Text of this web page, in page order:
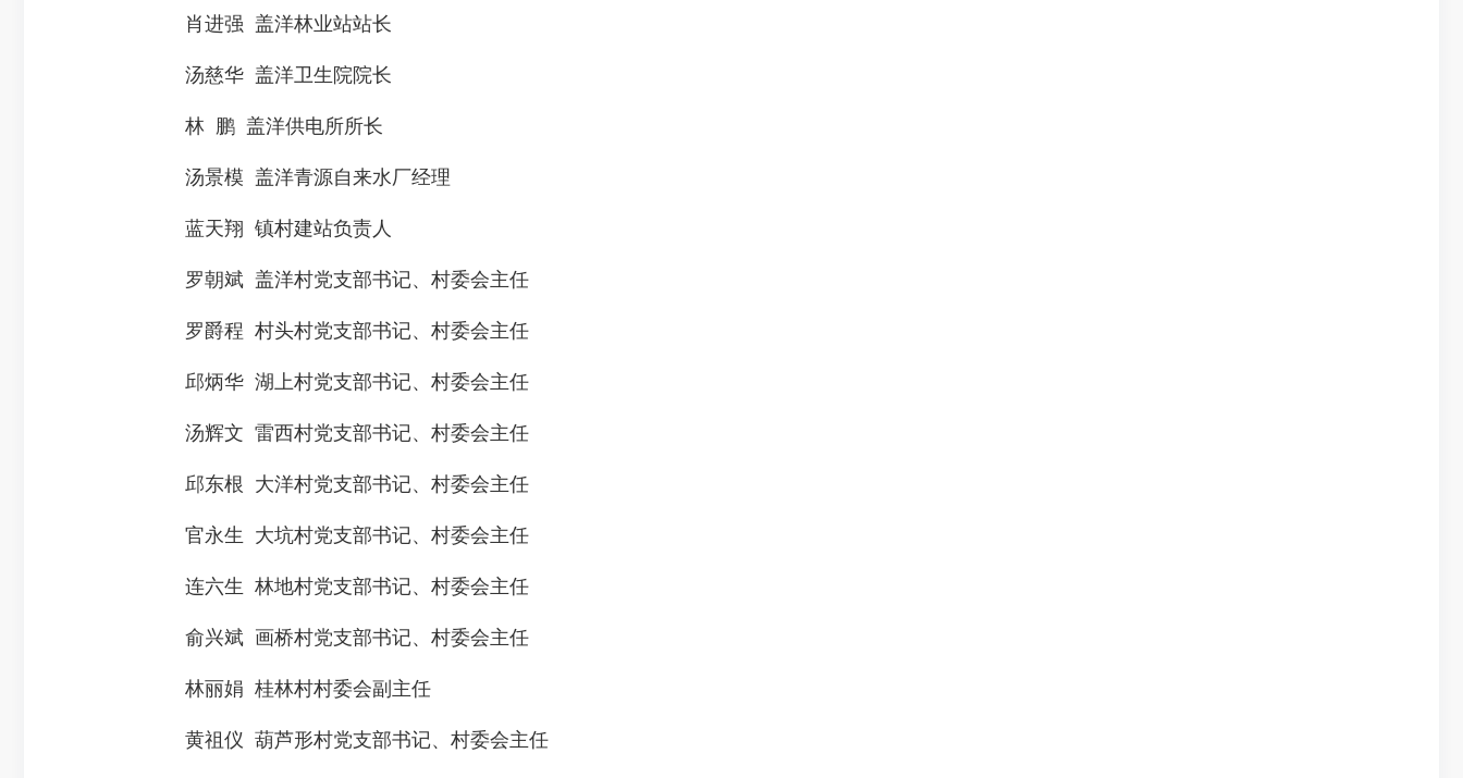
肖进强 盖洋林业站站长
汤慈华 盖洋卫生院院长
林 鹏 盖洋供电所所长
汤景模 盖洋青源自来水厂经理
蓝天翔 镇村建站负责人
罗朝斌 盖洋村党支部书记、村委会主任
罗爵程 村头村党支部书记、村委会主任
邱炳华 湖上村党支部书记、村委会主任
汤辉文 雷西村党支部书记、村委会主任
邱东根 大洋村党支部书记、村委会主任
官永生 大坑村党支部书记、村委会主任
连六生 林地村党支部书记、村委会主任
俞兴斌 画桥村党支部书记、村委会主任
林丽娟 桂林村村委会副主任
黄祖仪 葫芦形村党支部书记、村委会主任